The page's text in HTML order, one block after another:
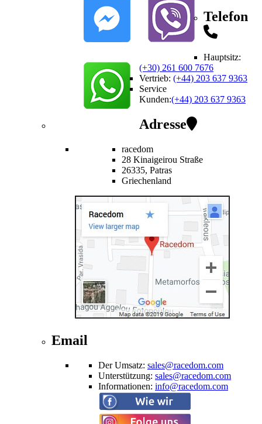
Telefon
Hauptsitz:
(+30) 261 600 7676
Vertrieb: (+44) 203 637 9363
Service
Kunden:(+44) 203 637 9363
Adresse
racedom
28 Kinaigeirou Straße
26335, Patras
Griechenland
Email
Der Umsatz: sales@racedom.com
Unterstützung: sales@racedom.com
Informationen: info@racedom.com